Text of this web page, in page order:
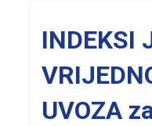
INDEKSI
UVOZA